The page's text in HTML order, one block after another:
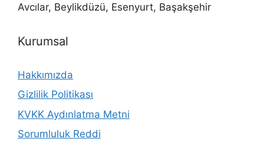
Avcılar, Beylikdüzü, Esenyurt, Başakşehir
Kurumsal
Hakkımızda
Gizlilik Politikası
KVKK Aydınlatma Metni
Sorumluluk Reddi